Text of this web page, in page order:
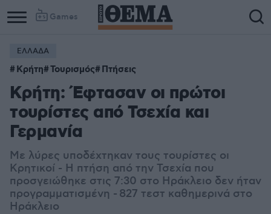
Games
Column
1
Column
2
ΕΛΛΑΔΑ
Κρήτη Τουρισμός Πτήσεις
Κρήτη: Έφτασαν οι πρώτοι
τουρίστες από Τσεχία και
Γερμανία
Με λύρες υποδέχτηκαν τους τουρίστες οι
Κρητικοί - Η πτήση από την Τσεχία που
προσγειώθηκε στις 7:30 στο Ηράκλειο δεν ήταν
προγραμματισμένη - 827 τεστ καθημερινά στο
Ηράκλειο